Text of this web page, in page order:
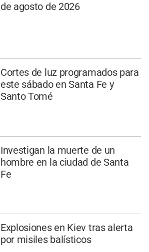
de agosto de 2026
Cortes de luz programados para
este sábado en Santa Fe y
Santo Tomé
Investigan la muerte de un
hombre en la ciudad de Santa
Fe
Explosiones en Kiev tras alerta
por misiles balísticos